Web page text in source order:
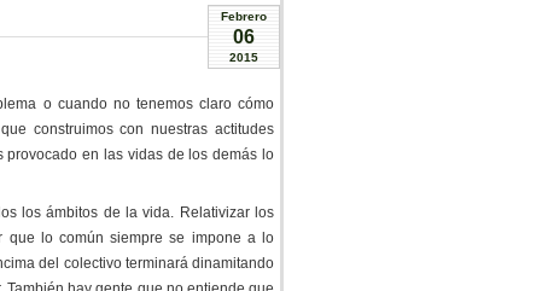
Febrero
06
2015
o cuando no tenemos claro cómo
construimos con nuestras actitudes
provocado en las vidas de los demás lo
los ámbitos de la vida. Relativizar los
que lo común siempre se impone a lo
del colectivo terminará dinamitando